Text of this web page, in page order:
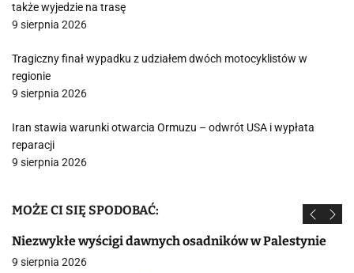
także wyjedzie na trasę
9 sierpnia 2026
Tragiczny finał wypadku z udziałem dwóch motocyklistów w
regionie
9 sierpnia 2026
Iran stawia warunki otwarcia Ormuzu – odwrót USA i wypłata
reparacji
9 sierpnia 2026
MOŻE CI SIĘ SPODOBAĆ:
Niezwykłe wyścigi dawnych osadników w Palestynie
9 sierpnia 2026